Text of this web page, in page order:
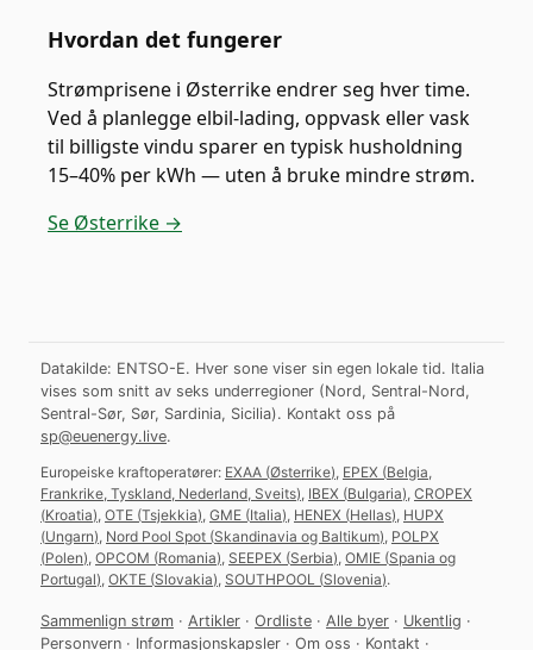
Hvordan det fungerer
Strømprisene i Østerrike endrer seg hver time.
Ved å planlegge elbil-lading, oppvask eller vask
til billigste vindu sparer en typisk husholdning
15–40% per kWh — uten å bruke mindre strøm.
Se Østerrike →
Datakilde: ENTSO-E. Hver sone viser sin egen lokale tid. Italia
vises som snitt av seks underregioner (Nord, Sentral-Nord,
Sentral-Sør, Sør, Sardinia, Sicilia). Kontakt oss på
sp@euenergy.live.
Europeiske kraftoperatører: EXAA (Østerrike), EPEX (Belgia,
Frankrike, Tyskland, Nederland, Sveits), IBEX (Bulgaria), CROPEX
(Kroatia), OTE (Tsjekkia), GME (Italia), HENEX (Hellas), HUPX
(Ungarn), Nord Pool Spot (Skandinavia og Baltikum), POLPX
(Polen), OPCOM (Romania), SEEPEX (Serbia), OMIE (Spania og
Portugal), OKTE (Slovakia), SOUTHPOOL (Slovenia).
Sammenlign strøm · Artikler · Ordliste · Alle byer · Ukentlig ·
Personvern · Informasjonskapsler · Om oss · Kontakt ·